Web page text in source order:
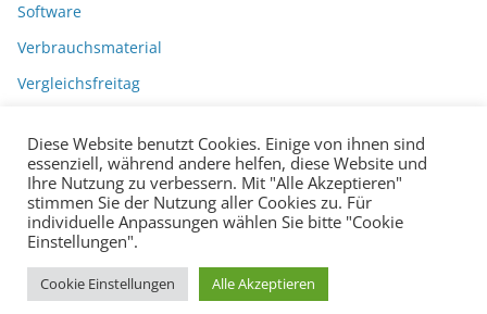
Software
Verbrauchsmaterial
Vergleichsfreitag
Copyright © 2026BarcodeBlog
Diese Website benutzt Cookies. Einige von ihnen sind
essenziell, während andere helfen, diese Website und
Ihre Nutzung zu verbessern. Mit "Alle Akzeptieren"
stimmen Sie der Nutzung aller Cookies zu. Für
individuelle Anpassungen wählen Sie bitte "Cookie
Einstellungen".
Cookie Einstellungen Alle Akzeptieren